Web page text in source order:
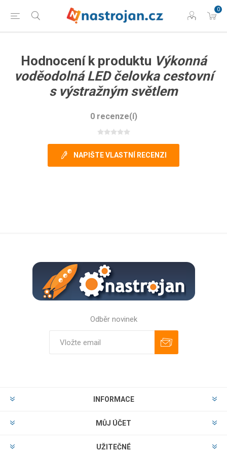
0
Hodnocení k produktu Výkonná
voděodolná LED čelovka cestovní
s výstražným světlem
0 recenze(í)
NAPIŠTE VLASTNÍ RECENZI
Odběr novinek
INFORMACE
MŮJ ÚČET
UŽITEČNÉ